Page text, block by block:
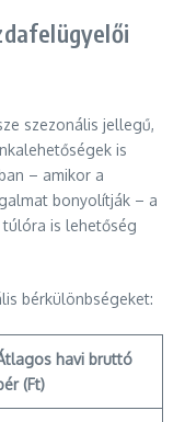
szezonális jellegű,
is
– amikor a
bonyolítják – a
is lehetőség
bérkülönbségeket:
havi bruttó
(Ft)